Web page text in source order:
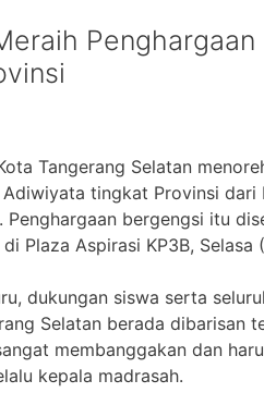
Penghargaan
Tangerang Selatan
tingkat Provinsi dari
bergengsi itu
Plaza Aspirasi KP3B, Selasa
dukungan siswa serta
Selatan berada dibarisan
membanggakan dan
kepala madrasah.